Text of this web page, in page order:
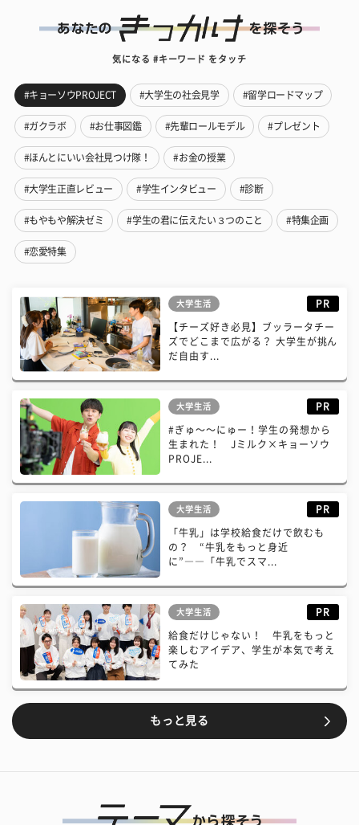
気になる #キーワード をタッチ
#キョーソウPROJECT #大学生の社会見学 #留学ロードマップ
#ガクラボ #お仕事図鑑 #先輩ロールモデル #プレゼント
#ほんとにいい会社見つけ隊！ #お金の授業
#大学生正直レビュー #学生インタビュー #診断
#もやもや解決ゼミ #学生の君に伝えたい３つのこと #特集企画
#恋愛特集
大学生活 PR
【チーズ好き必見】ブッラータチー
ズでどこまで広がる？ 大学生が挑ん
だ自由す...
大学生活 PR
#ぎゅ〜〜にゅー！学生の発想から
生まれた！ Jミルク×キョーソウ
PROJE...
大学生活 PR
「牛乳」は学校給食だけで飲むも
の？ “牛乳をもっと身近
に”――「牛乳でスマ...
大学生活 PR
給食だけじゃない！ 牛乳をもっと
楽しむアイデア、学生が本気で考え
てみた
もっと見る